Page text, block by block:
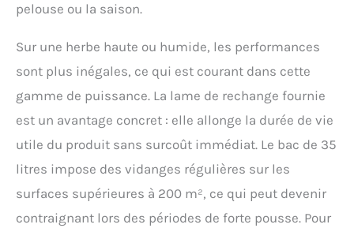
pelouse ou la saison.
Sur une herbe haute ou humide, les performances
sont plus inégales, ce qui est courant dans cette
gamme de puissance. La lame de rechange fournie
est un avantage concret : elle allonge la durée de vie
utile du produit sans surcoût immédiat. Le bac de 35
litres impose des vidanges régulières sur les
surfaces supérieures à 200 m², ce qui peut devenir
contraignant lors des périodes de forte pousse. Pour